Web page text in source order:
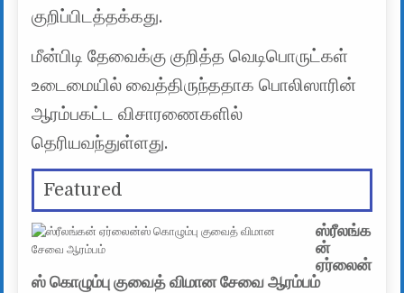
குறிப்பிடத்தக்கது.
மீன்பிடி தேவைக்கு குறித்த வெடிபொருட்கள்
உடைமையில் வைத்திருந்ததாக பொலிஸாரின்
ஆரம்பகட்ட விசாரணைகளில்
தெரியவந்துள்ளது.
Featured
ஸ்ரீலங்க
ன்
ஏர்லைன்
ஸ் கொழும்பு குவைத் விமான சேவை ஆரம்பம்